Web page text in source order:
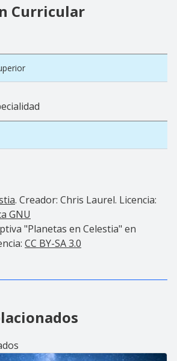
Curricular
. Creador: Chris Laurel. Licencia:
GNU
"Planetas en Celestia" en
CC BY-SA 3.0